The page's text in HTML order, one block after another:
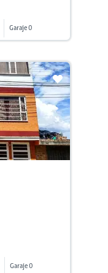
Garaje 0
Garaje 0